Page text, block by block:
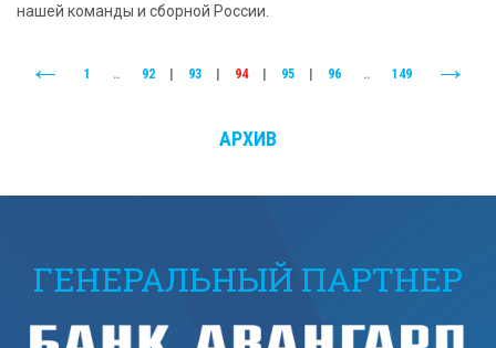
нашей команды и сборной России.
1 .. 92 93 94 95 96 .. 149
АРХИВ
ГЕНЕРАЛЬНЫЙ ПАРТНЕР